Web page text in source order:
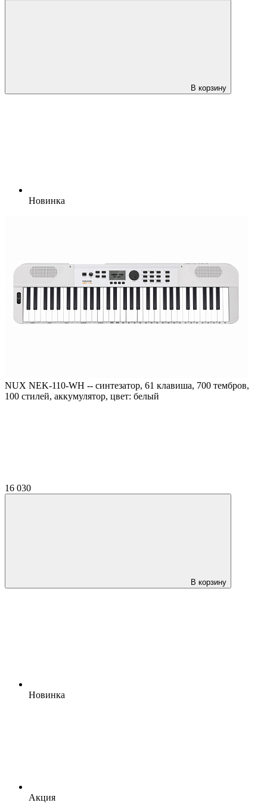
В корзину
Новинка
NUX NEK-110-WH -- синтезатор, 61 клавиша, 700 тембров,
100 стилей, аккумулятор, цвет: белый
16 030
В корзину
Новинка
Акция